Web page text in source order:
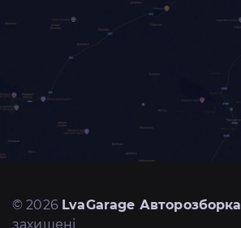
© 2026 LvaGarage Авторозборка
захищені